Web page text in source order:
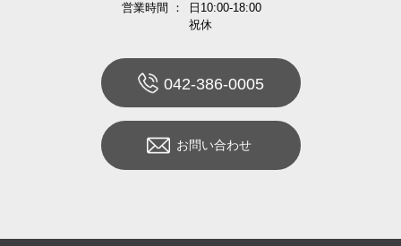
営業時間 ：
日10:00-18:00
祝休
042-386-0005
お問い合わせ